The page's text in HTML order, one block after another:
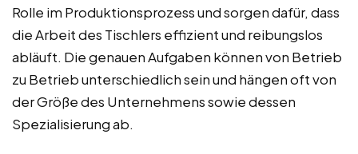
Rolle im Produktionsprozess und sorgen dafür, dass
die Arbeit des Tischlers effizient und reibungslos
abläuft. Die genauen Aufgaben können von Betrieb
zu Betrieb unterschiedlich sein und hängen oft von
der Größe des Unternehmens sowie dessen
Spezialisierung ab.